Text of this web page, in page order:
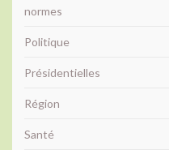
normes
Politique
Présidentielles
Région
Santé